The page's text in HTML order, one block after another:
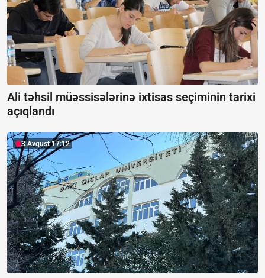
Ali təhsil müəssisələrinə ixtisas seçiminin tarixi
açıqlandı
3 Avqust 17:12